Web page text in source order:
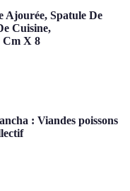
Ajourée, Spatule De
Cuisine,
Cm X 8
: Viandes poissons